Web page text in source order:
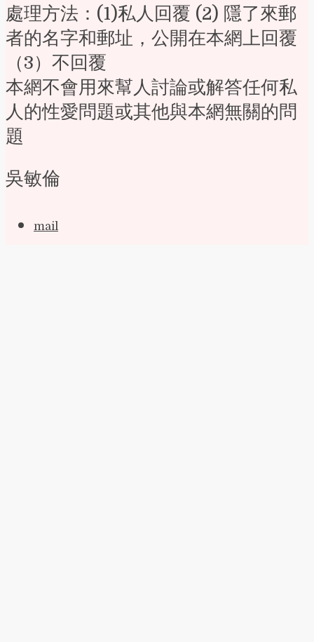
處理方法：(1)私人回覆 (2) 隱了來郵
者的名字和郵址，公開在本網上回覆
（3）不回覆
本網不會用來幫人討論或解答任何私
人的性愛問題或其他與本網無關的問
題
吳敏倫
mail